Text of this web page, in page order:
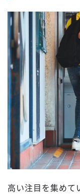
高い注目を集めて